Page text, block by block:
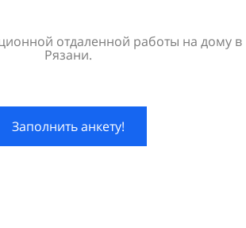
отдаленной работы на дому в
Рязани.
Заполнить анкету!